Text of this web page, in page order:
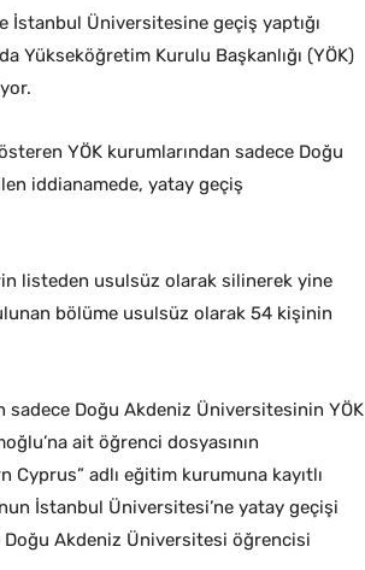
İstanbul Üniversitesine geçiş yaptığı
Yükseköğretim Kurulu Başkanlığı (YÖK)
YÖK kurumlarından sadece Doğu
iddianamede, yatay geçiş
listeden usulsüz olarak silinerek yine
bölüme usulsüz olarak 54 kişinin
sadece Doğu Akdeniz Üniversitesinin YÖK
ait öğrenci dosyasının
adlı eğitim kurumuna kayıtlı
İstanbul Üniversitesi’ne yatay geçişi
Doğu Akdeniz Üniversitesi öğrencisi